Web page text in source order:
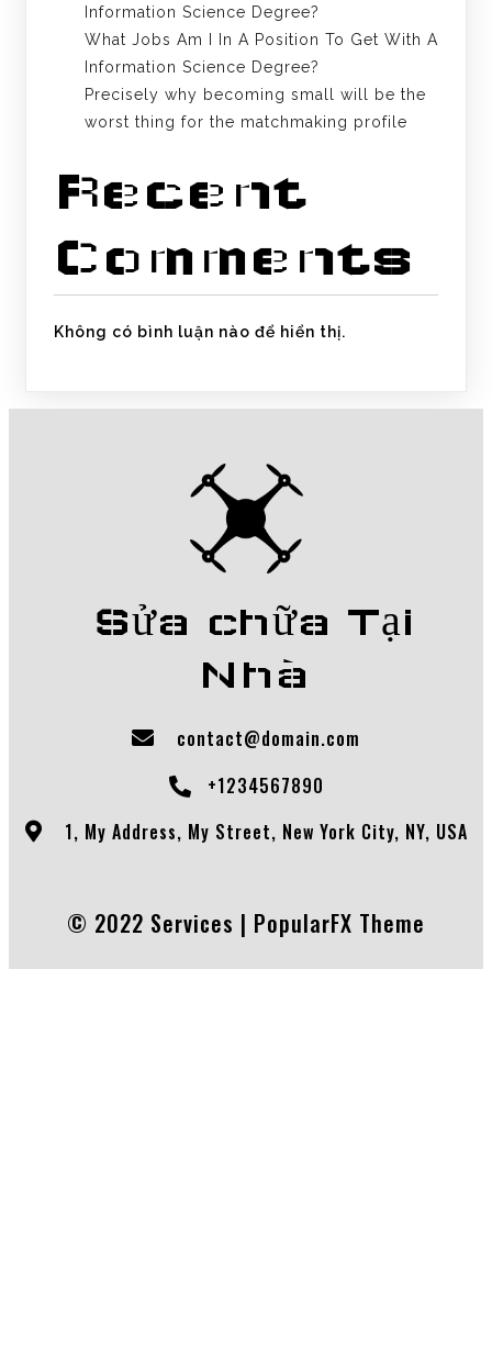
Information Science Degree?
What Jobs Am I In A Position To Get With A
Information Science Degree?
Precisely why becoming small will be the
worst thing for the matchmaking profile
Recent
Comments
Không có bình luận nào để hiển thị.
Sửa chữa Tại
Nhà
contact@domain.com
+1234567890
1, My Address, My Street, New York City, NY, USA
© 2022 Services | PopularFX Theme